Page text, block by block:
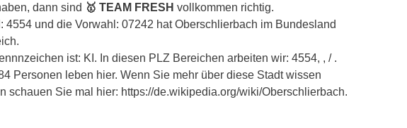
dann sind 🥇 TEAM FRESH vollkommen richtig.
4554 und die Vorwahl: 07242 hat Oberschlierbach im Bundesland
ist: KI. In diesen PLZ Bereichen arbeiten wir: 4554, , / .
Personen leben hier. Wenn Sie mehr über diese Stadt wissen
schauen Sie mal hier: https://de.wikipedia.org/wiki/Oberschlierbach.